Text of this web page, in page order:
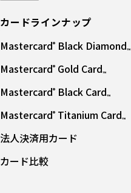
カードラインナップ
Mastercard® Black Diamond™
Mastercard® Gold Card™
Mastercard® Black Card™
Mastercard® Titanium Card™
法人決済用カード
カード⽐較